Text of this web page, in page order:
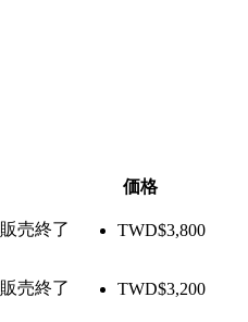
価格
販売終了 TWD$3,800
販売終了 TWD$3,200